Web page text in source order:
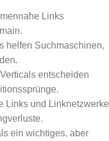
Links
helfen Suchmaschinen,
entscheiden
Links und Linknetzwerke
ein wichtiges, aber